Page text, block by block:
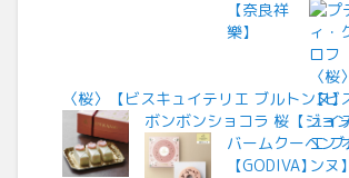
〈桜〉【ビスキュイテリエ ブルトンヌ】
ボンボンショコラ 桜【ジョ
バームクーヘン
【GODIVA】